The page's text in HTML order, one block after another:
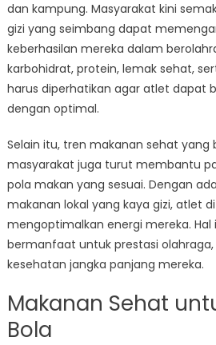
dan kampung. Masyarakat kini
gizi yang seimbang dapat
keberhasilan mereka dalam
karbohidrat, protein, lemak sehat,
harus diperhatikan agar atlet dapat
dengan optimal.
Selain itu, tren makanan sehat
masyarakat juga turut membantu
pola makan yang sesuai. Dengan
makanan lokal yang kaya gizi, atlet
mengoptimalkan energi mereka. Hal
bermanfaat untuk prestasi
kesehatan jangka panjang mereka.
Makanan Sehat
Bola